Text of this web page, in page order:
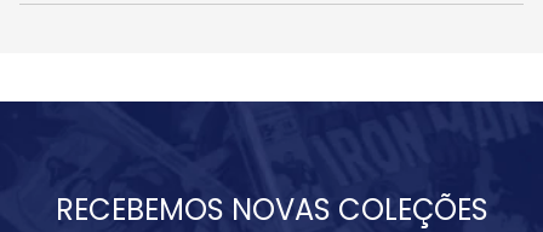
RECEBEMOS NOVAS COLEÇÕES